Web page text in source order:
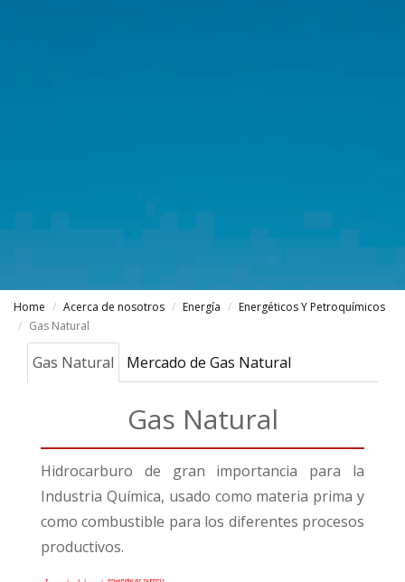
Home Acerca de nosotros Energía
Energéticos Y Petroquímicos
Gas Natural
Gas Natural Mercado de Gas Natural
Gas Natural
Hidrocarburo de gran importancia para la
Industria Química, usado como materia prima y
como combustible para los diferentes procesos
productivos.